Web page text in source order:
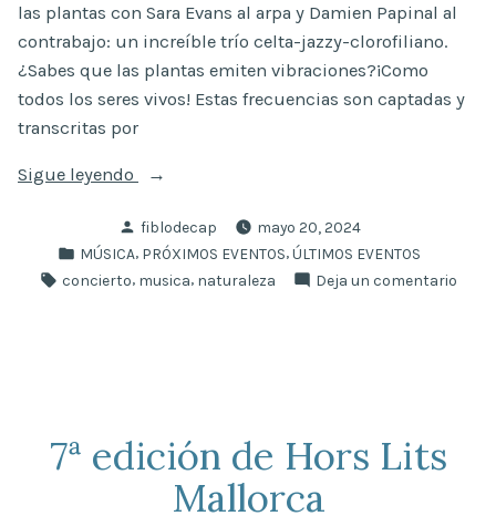
las plantas con Sara Evans al arpa y Damien Papinal al
contrabajo: un increíble trío celta-jazzy-clorofiliano.
¿Sabes que las plantas emiten vibraciones?¡Como
todos los seres vivos! Estas frecuencias son captadas y
transcritas por
Sigue leyendo
«Keryda
Music»
Publicado
por
fiblodecap
mayo 20, 2024
Publicado
en
MÚSICA PRÓXIMOS EVENTOS ÚLTIMOS EVENTOS
Etiquetas:
concierto musica naturaleza Deja un comentarioen
7ª edición de Hors Lits
Mallorca